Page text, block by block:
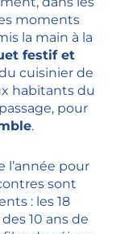
moments
la main à la
festif et
cuisinier de
habitants du
pour
.
l’année pour
sont
: les 18
10 ans de